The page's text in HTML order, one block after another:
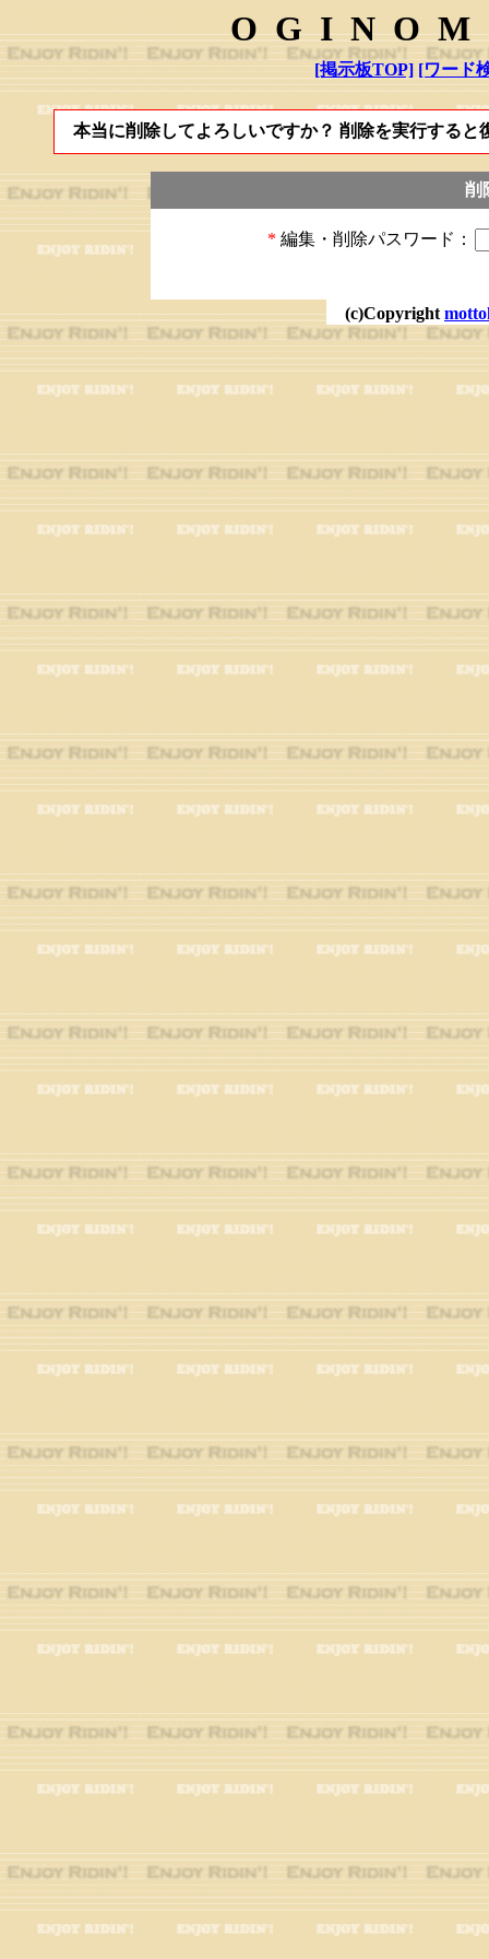
[掲示板TOP] [ワード
本当に削除してよろしいですか？ 削除を実行する
削
* 編集・削除パスワード：
(c)Copyright